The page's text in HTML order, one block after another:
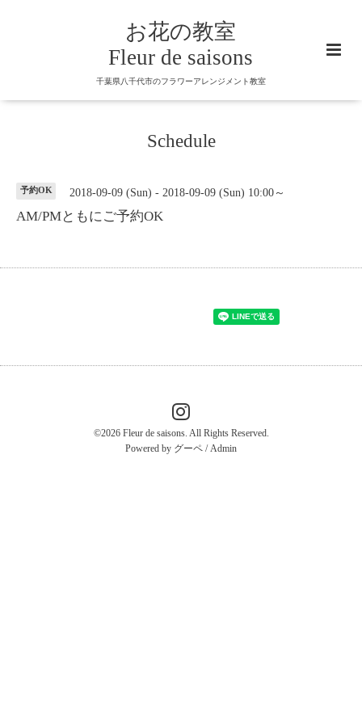
お花の教室
Fleur de saisons
千葉県八千代市のフラワーアレンジメント教室
Schedule
予約OK 2018-09-09 (Sun) - 2018-09-09 (Sun) 10:00～
AM/PMともにご予約OK
©2026 Fleur de saisons. All Rights Reserved.
Powered by グーペ /Admin